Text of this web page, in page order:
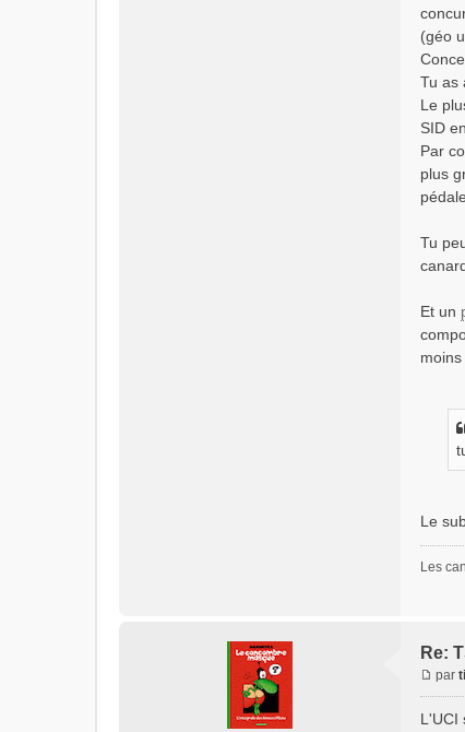
(géo
Tu as
Le
SID
Par
plus
Tu
Et un
moins
Le
Les
Re:
par
L'UCI